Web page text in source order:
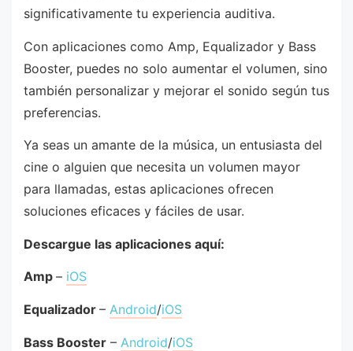
significativamente tu experiencia auditiva.
Con aplicaciones como Amp, Equalizador y Bass
Booster, puedes no solo aumentar el volumen, sino
también personalizar y mejorar el sonido según tus
preferencias.
Ya seas un amante de la música, un entusiasta del
cine o alguien que necesita un volumen mayor
para llamadas, estas aplicaciones ofrecen
soluciones eficaces y fáciles de usar.
Descargue las aplicaciones aquí:
Amp – iOS
Equalizador – Android/iOS
Bass Booster – Android/iOS